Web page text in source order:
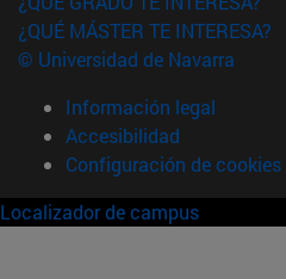
¿QUÉ MÁSTER TE INTERESA?
© Universidad de Navarra
Información legal
Accesibilidad
Configuración de cookies
Localizador de campus